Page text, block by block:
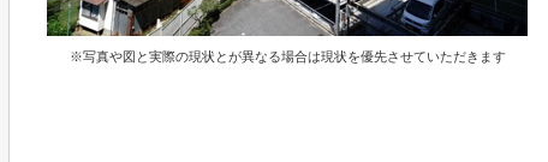
※写真や図と実際の現状とが異なる場合は現状を優先させていただきます